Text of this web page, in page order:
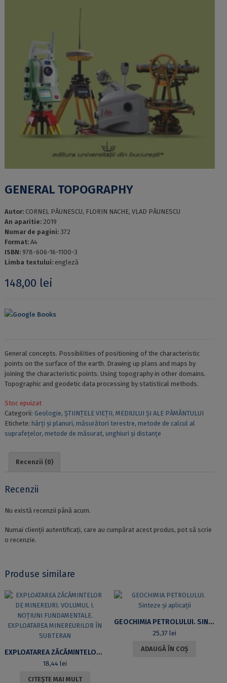
GENERAL TOPOGRAPHY
Autor: CORNEL PĂUNESCU, FLORIN NACHE, VLAD PĂUNESCU
An aparitie: 2019
Numar de pagini: 372
Format: A4
ISBN: 978-606-16-1100-3
Limba textului: engleză
148,00 lei
Google Books
General concepts. Possibilities of positioning of the characteristic
points on the surface of the earth. Drawing up plans and maps by
joining the characteristic points. Using topography in other domains.
Topographic and geodetic data processing by statistical methods.
Stoc epuizat
Categorii: Geologie, ȘTIINȚELE VIEȚII, MEDIULUI ȘI ALE PĂMÂNTULUI
Etichete: hărţi şi planuri, măsurători terestre, metode de calcul al
suprafețelor, metode de măsurat, unghiuri şi distanţe
Recenzii (0)
Recenzii
Nu există recenzii până acum.
Numai clienții autentificați, care au cumpărat acest produs, pot să scrie
o recenzie.
Produse similare
EXPLOATAREA ZĂCĂMINTELOR DE MINEREURI. VOLUMUL I. NOȚIUNI FUNDAMENTALE. EXPLOATAREA MINEREURILOR ÎN SUBTERAN
18,44 lei
CITEȘTE MAI MULT
GEOCHIMIA PETROLULUI. SINTEZE ȘI APLICAȚII
25,37 lei
ADAUGĂ ÎN COȘ